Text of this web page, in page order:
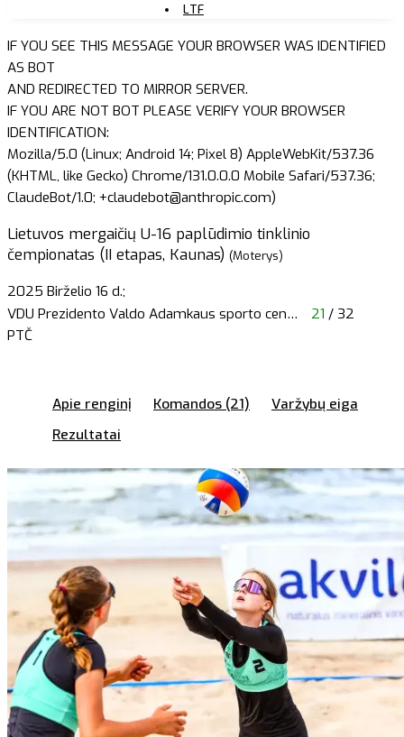
LTF
IF YOU SEE THIS MESSAGE YOUR BROWSER WAS IDENTIFIED
AS BOT
AND REDIRECTED TO MIRROR SERVER.
IF YOU ARE NOT BOT PLEASE VERIFY YOUR BROWSER
IDENTIFICATION:
Mozilla/5.0 (Linux; Android 14; Pixel 8) AppleWebKit/537.36
(KHTML, like Gecko) Chrome/131.0.0.0 Mobile Safari/537.36;
ClaudeBot/1.0; +claudebot@anthropic.com)
Lietuvos mergaičių U-16 paplūdimio tinklinio
čempionatas (II etapas, Kaunas) (Moterys)
2025 Birželio 16 d.;
VDU Prezidento Valdo Adamkaus sporto cen… 21 / 32
PTČ
Apie renginį Komandos (21)
Varžybų eiga
Rezultatai